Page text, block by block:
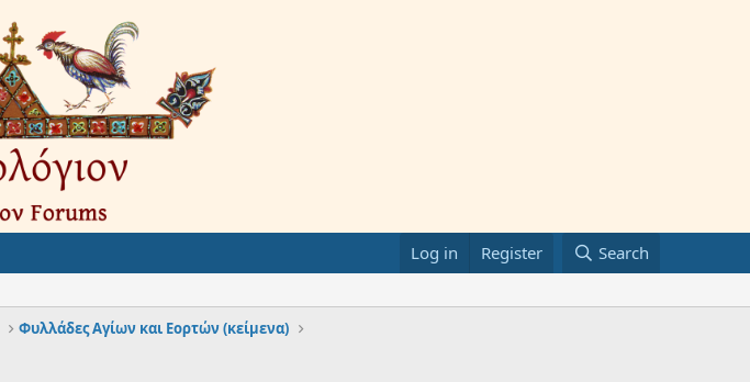
Log in Register Search
Φυλλάδες Αγίων και Εορτών (κείμενα)